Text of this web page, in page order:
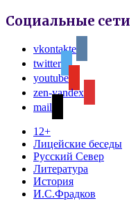
Социальные сети
vkontakte
twitter
youtube
zen-yandex
mail
12+
Лицейские беседы
Русский Север
Литература
История
И.С.Фрадков